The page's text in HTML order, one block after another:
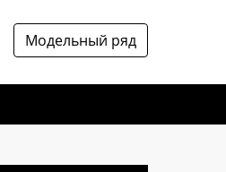
Модельный ряд